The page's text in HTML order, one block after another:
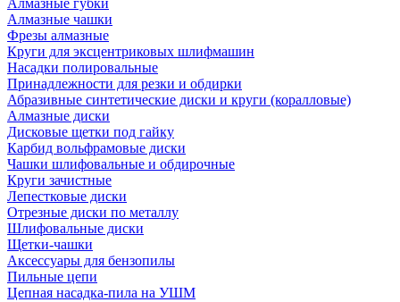
Алмазные губки
Алмазные чашки
Фрезы алмазные
Круги для эксцентриковых шлифмашин
Насадки полировальные
Принадлежности для резки и обдирки
Абразивные синтетические диски и круги (коралловые)
Алмазные диски
Дисковые щетки под гайку
Карбид вольфрамовые диски
Чашки шлифовальные и обдирочные
Круги зачистные
Лепестковые диски
Отрезные диски по металлу
Шлифовальные диски
Щетки-чашки
Аксессуары для бензопилы
Пильные цепи
Цепная насадка-пила на УШМ